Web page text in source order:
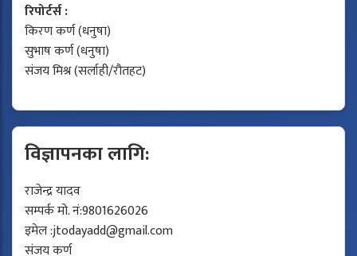
रिपोर्टर्स :
किरण कर्ण (धनुषा)
सुभाष कर्ण (धनुषा)
संजय मिश्र (सर्लाही/रौतहट)
विज्ञापनका लागि:
राजेन्द्र यादव
सम्पर्क मो. नं:9801626026
इमेल :jtodayadd@gmail.com
संजय कर्ण